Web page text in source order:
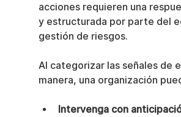
acciones requieren una
y estructurada por parte del
gestión de riesgos.
Al categorizar las señales de
manera, una organización
Intervenga con